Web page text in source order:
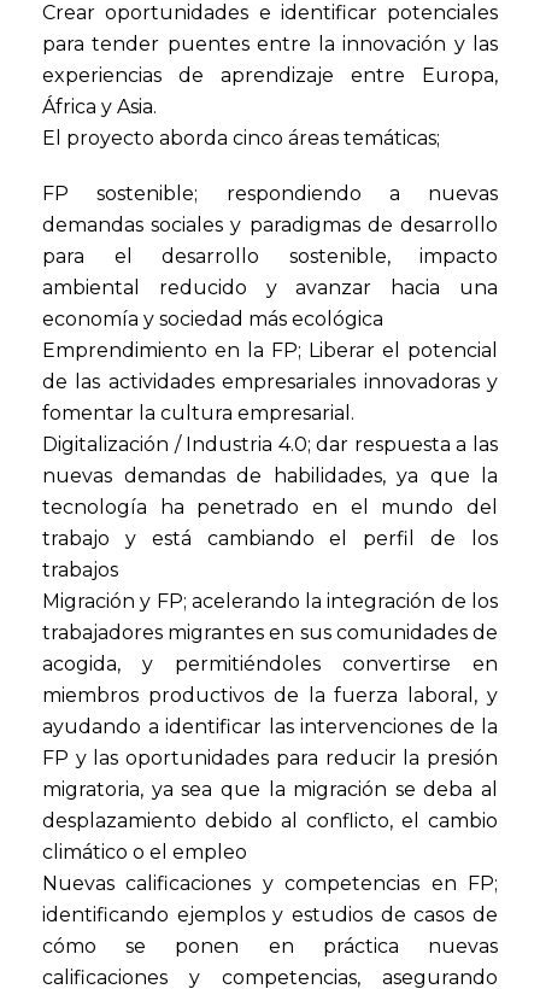
Crear oportunidades e identificar potenciales
para tender puentes entre la innovación y las
experiencias de aprendizaje entre Europa,
África y Asia.
El proyecto aborda cinco áreas temáticas;
FP sostenible; respondiendo a nuevas
demandas sociales y paradigmas de desarrollo
para el desarrollo sostenible, impacto
ambiental reducido y avanzar hacia una
economía y sociedad más ecológica
Emprendimiento en la FP; Liberar el potencial
de las actividades empresariales innovadoras y
fomentar la cultura empresarial.
Digitalización / Industria 4.0; dar respuesta a las
nuevas demandas de habilidades, ya que la
tecnología ha penetrado en el mundo del
trabajo y está cambiando el perfil de los
trabajos
Migración y FP; acelerando la integración de los
trabajadores migrantes en sus comunidades de
acogida, y permitiéndoles convertirse en
miembros productivos de la fuerza laboral, y
ayudando a identificar las intervenciones de la
FP y las oportunidades para reducir la presión
migratoria, ya sea que la migración se deba al
desplazamiento debido al conflicto, el cambio
climático o el empleo
Nuevas calificaciones y competencias en FP;
identificando ejemplos y estudios de casos de
cómo se ponen en práctica nuevas
calificaciones y competencias, asegurando